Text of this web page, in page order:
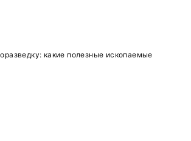
какие полезные ископаемые